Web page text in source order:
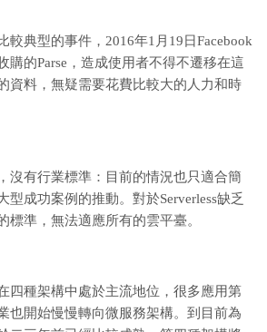
較典型的事件，2016年1月19日Facebook
購的Parse，造成使用者不得不遷移在這
資料，無疑需要花費比較大的人力和時
沒有行業標準：目前的情況也只適合簡
型成功案例的推動。對於Serverless缺乏
標準，無法適應所有的雲平臺。
四種架構中處於主流地位，很多應用第
也開始慢慢轉向微服務架構。到目前為